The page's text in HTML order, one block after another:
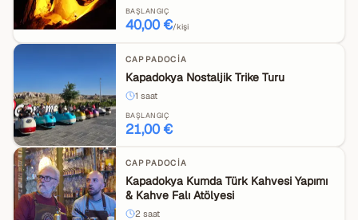
BAŞLANGIÇ
40,00 €/kişi
CAPPADOCIA
Kapadokya Nostaljik Trike Turu
1 saat
BAŞLANGIÇ
21,00 €
CAPPADOCIA
Kapadokya Kumda Türk Kahvesi Yapımı
& Kahve Falı Atölyesi
2 saat